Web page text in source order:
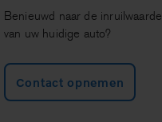
Benieuwd naar de inruilwaarde
van uw huidige auto?
Contact opnemen